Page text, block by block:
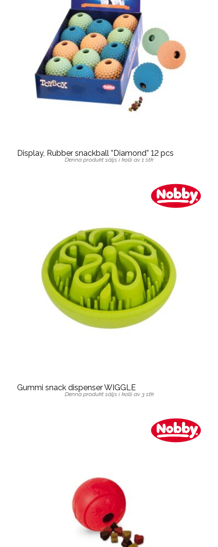
Display, Rubber snackball ”Diamond” 12 pcs
Denna produkt säljs i kolli av 1 stk
Gummi snack dispenser WIGGLE
Denna produkt säljs i kolli av 3 stk